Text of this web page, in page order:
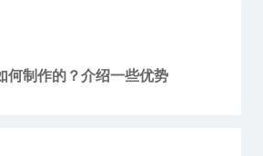
何制作的？介绍一些优势